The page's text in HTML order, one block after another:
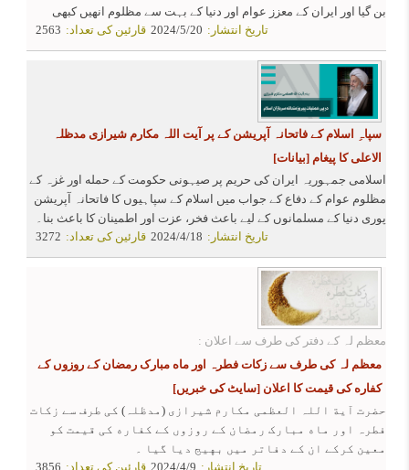
بن گیا اور ایران کے معزز عوام اور دنیا کے بہت سے مظلوم انهیں کبھی
2563 قارئین کی تعداد: 2024/5/20 تاریخ انتشار:
سپاہِ اسلام کے فاتحانہ آپریشن کے پر آیت اللہ مکارم شیرازی مدظلہ
الاعلی کا پیغام [بیانات]
اسلامی جمہوریہ ایران کی حریم پر صیہونی حکومت کے حمله اور غزہ کے
مظلوم عوام کے دفاع کے جواب میں اسلام کے سپاہیوں کا فاتحانہ آپریشن
پوری دنیا کے مسلمانوں کے لیے باعث فخر، عزت اور اطمینان کا باعث بنا۔
3272 قارئین کی تعداد: 2024/4/18 تاریخ انتشار:
معظم لہ کے دفتر کی طرف سے اعلان :
معظم لہ کی طرف سے زکات فطرہ اور ماه مبارک رمضان کے روزوں کے
کفاره کی قیمت کا اعلان [سایٹ کی خبریں]
حضرت آیة اللہ العظمی مکارم شیرازی (مدظلہ) کی طرف سے زکات
فطرہ اور ماه مبارک رمضان کے روزوں کے کفاره کی قیمت کو
معین کرکے ان کے دفاتر میں بهیج دیا گیا ۔
3856 قارئین کی تعداد: 2024/4/9 تاریخ انتشار: